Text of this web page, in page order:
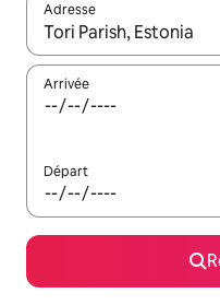
Adresse
Lorsque les résultats
Arrivée
Départ